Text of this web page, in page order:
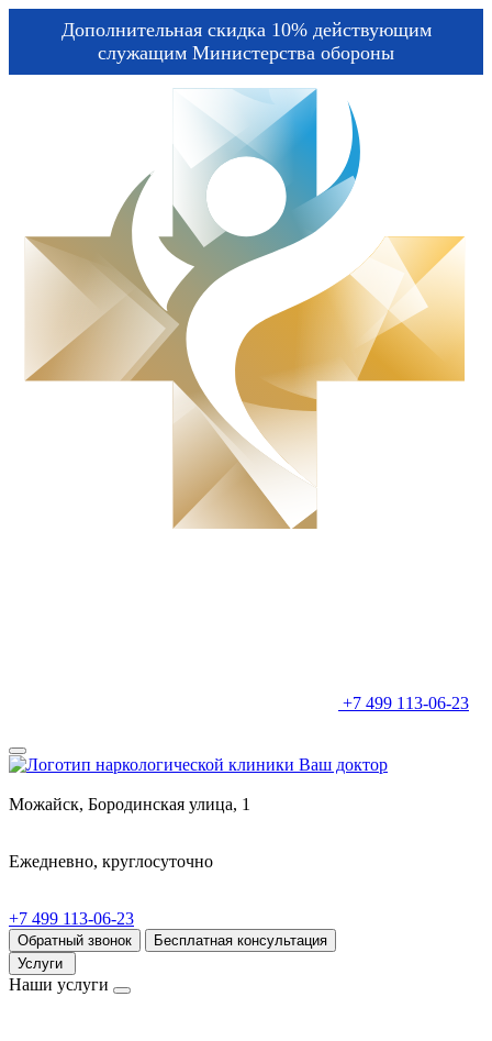
Дополнительная скидка 10% действующим
служащим Министерства обороны
+7 499 113-06-23
Можайск, Бородинская улица, 1
Ежедневно, круглосуточно
+7 499 113-06-23
Обратный звонок
Бесплатная консультация
Услуги
Наши услуги